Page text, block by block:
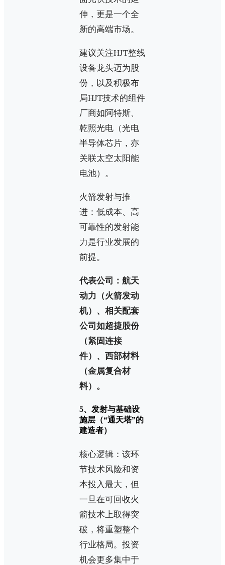
伸，更是一个全
新的高端市场。
建议关注HJT整线
设备龙头迈为股
份，以及积极布
局HJT技术的组件
厂商如阿特斯、
乾照光电（光电
半导体芯片，亦
关联太空太阳能
电池）。
火箭发射与推
进：低成本、高
可靠性的发射能
力是行业发展的
前提。
代表公司：航天
动力（火箭发动
机）、相关配套
公司如超捷股份
（紧固连接
件）、西部材料
（金属复合材
料）。
5、发射与基础设
施层（“通天塔”的
建造者）
核心逻辑：该环
节技术风险和资
本投入最大，但
一旦在可回收火
箭技术上取得突
破，将重塑整个
行业格局。投资
机会更多集中于